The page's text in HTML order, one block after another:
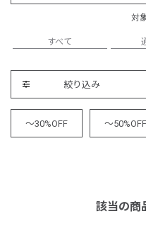
対
すべて
絞り込み
～30%OFF ～50%OFF
該当の商